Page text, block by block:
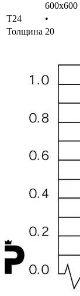
600x600
T24
•
Толщина 20